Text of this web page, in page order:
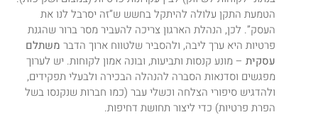
הטמעת התקן עלולה להיתקל בחשש ש”זה יסרבל לנו את
העסק”. לכן, הנהלת הארגון צריכה להעביר מסר ברור שהגנת
פרטיות היא ערך ליבה, ולהסביר שלטווח ארוך הדבר משתלם
עסקית – מונע קנסות ותביעות, ובונה אמון לקוחות. יש לערוך
מפגשים וסדנאות הסברה להנהלה הבכירה ולבעלי תפקידים,
ולהדגיש סיפורי הצלחה וכשלי עבר (כמו חברות שנקנסו בשל
הפרת פרטיות) כדי ליצור תחושת דחיפות.